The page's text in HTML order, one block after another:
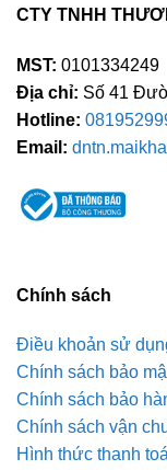
CTY TNHH
MST: 0101334249
Địa chỉ: Số 41
Hotline:
Email:
Chính sách
Điều khoản sử
Chính sách bảo
Chính sách bảo
Chính sách vận
Hình thức thanh